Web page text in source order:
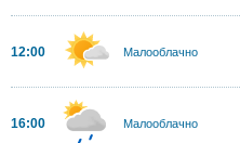
12:00 Малооблачно
16:00 Малооблачно